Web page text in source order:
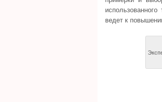
ведет к